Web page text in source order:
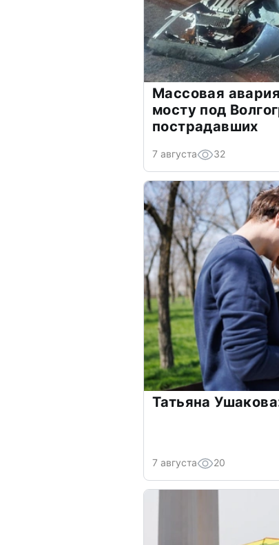
Массовая
мосту под
пострадавших
7 августа 32
Татьяна
7 августа 20